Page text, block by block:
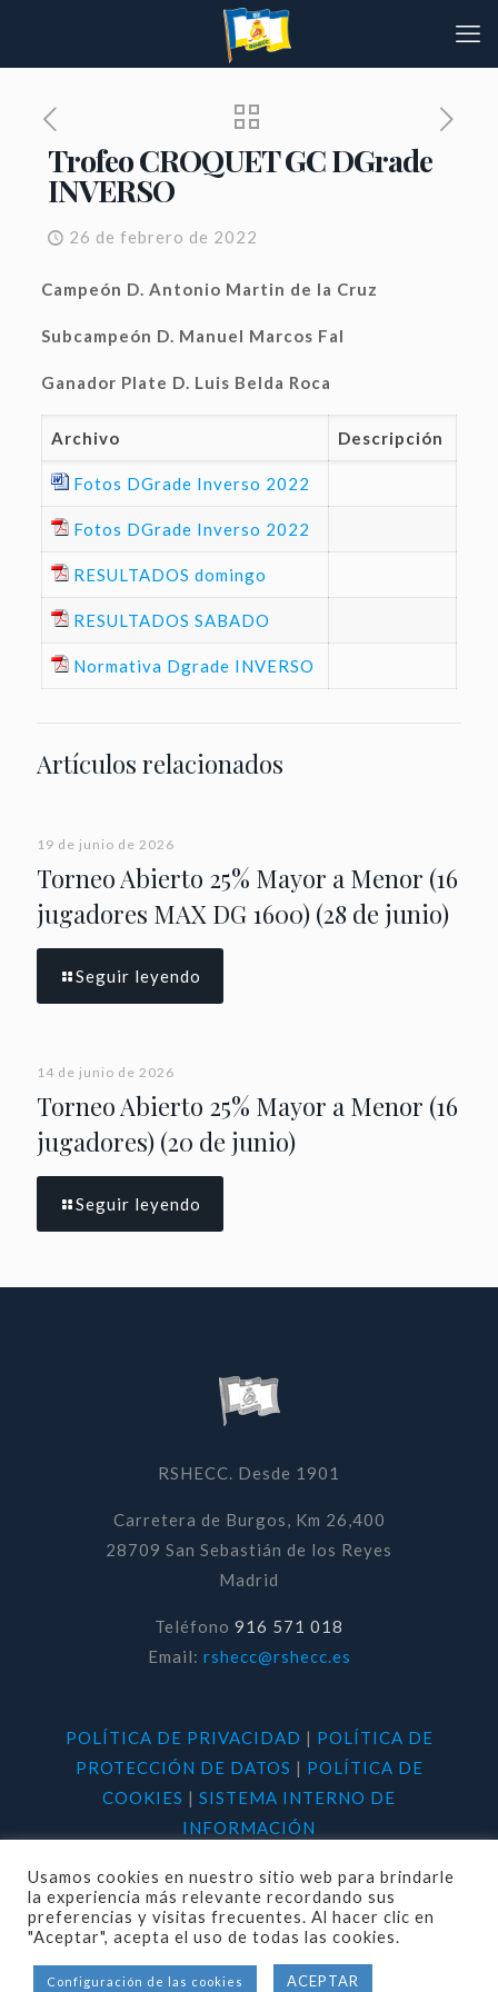
Trofeo CROQUET GC DGrade
INVERSO
26 de febrero de 2022
Campeón D. Antonio Martin de la Cruz
Subcampeón D. Manuel Marcos Fal
Ganador Plate D. Luis Belda Roca
Archivo Descripción
Fotos DGrade Inverso 2022
Fotos DGrade Inverso 2022
RESULTADOS domingo
RESULTADOS SABADO
Normativa Dgrade INVERSO
Artículos relacionados
19 de junio de 2026
Torneo Abierto 25% Mayor a Menor (16
jugadores MAX DG 1600) (28 de junio)
Seguir leyendo
14 de junio de 2026
Torneo Abierto 25% Mayor a Menor (16
jugadores) (20 de junio)
Seguir leyendo
RSHECC. Desde 1901
Carretera de Burgos, Km 26,400
28709 San Sebastián de los Reyes
Madrid
Teléfono 916 571 018
Email: rshecc@rshecc.es
POLÍTICA DE PRIVACIDAD | POLÍTICA DE
PROTECCIÓN DE DATOS | POLÍTICA DE
COOKIES | SISTEMA INTERNO DE
INFORMACIÓN
© 2020 RSHECC. Todos los derechos
Usamos cookies en nuestro sitio web para brindarle
la experiencia más relevante recordando sus
preferencias y visitas frecuentes. Al hacer clic en
"Aceptar", acepta el uso de todas las cookies.
Configuración de las cookies ACEPTAR